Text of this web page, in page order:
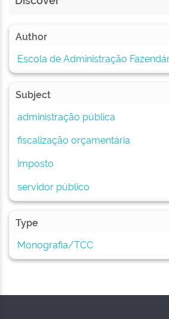
Author
Escola de Administração
Subject
administração pública
fiscalização orçamentária
imposto
servidor público
Type
Monografia/TCC